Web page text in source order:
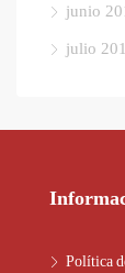
junio
julio
Política